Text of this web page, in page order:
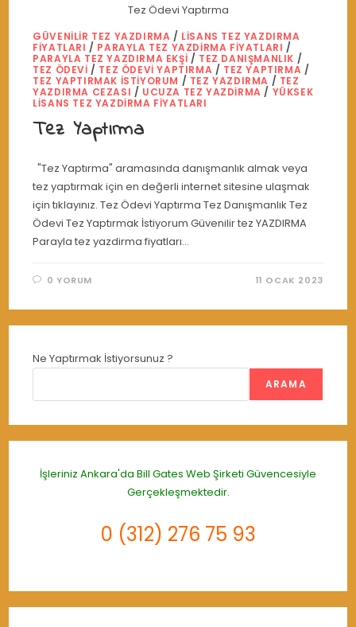
Tez Ödevi Yaptırma
GÜVENILIR TEZ YAZDIRMA / LISANS TEZ YAZDIRMA
FIYATLARI / PARAYLA TEZ YAZDIRMA FIYATLARI /
PARAYLA TEZ YAZDIRMA EKŞI / TEZ DANIŞMANLIK /
TEZ ÖDEVI / TEZ ÖDEVI YAPTIRMA / TEZ YAPTIRMA /
TEZ YAPTIRMAK İSTIYORUM / TEZ YAZDIRMA / TEZ
YAZDIRMA CEZASI / UCUZA TEZ YAZDIRMA / YÜKSEK
LISANS TEZ YAZDIRMA FIYATLARI
Tez Yaptırma
"Tez Yaptırma" aramasında danışmanlık almak veya
tez yaptırmak için en değerli internet sitesine ulaşmak
için tıklayınız. Tez Ödevi Yaptırma Tez Danışmanlık Tez
Ödevi Tez Yaptırmak İstiyorum Güvenilir tez YAZDIRMA
Parayla tez yazdirma fiyatları…
0 YORUM 11 OCAK 2023
Ne Yaptırmak İstiyorsunuz ?
ARAMA
İşleriniz Ankara'da Bill Gates Web Şirketi Güvencesiyle
Gerçekleşmektedir.
0 (312) 276 75 93